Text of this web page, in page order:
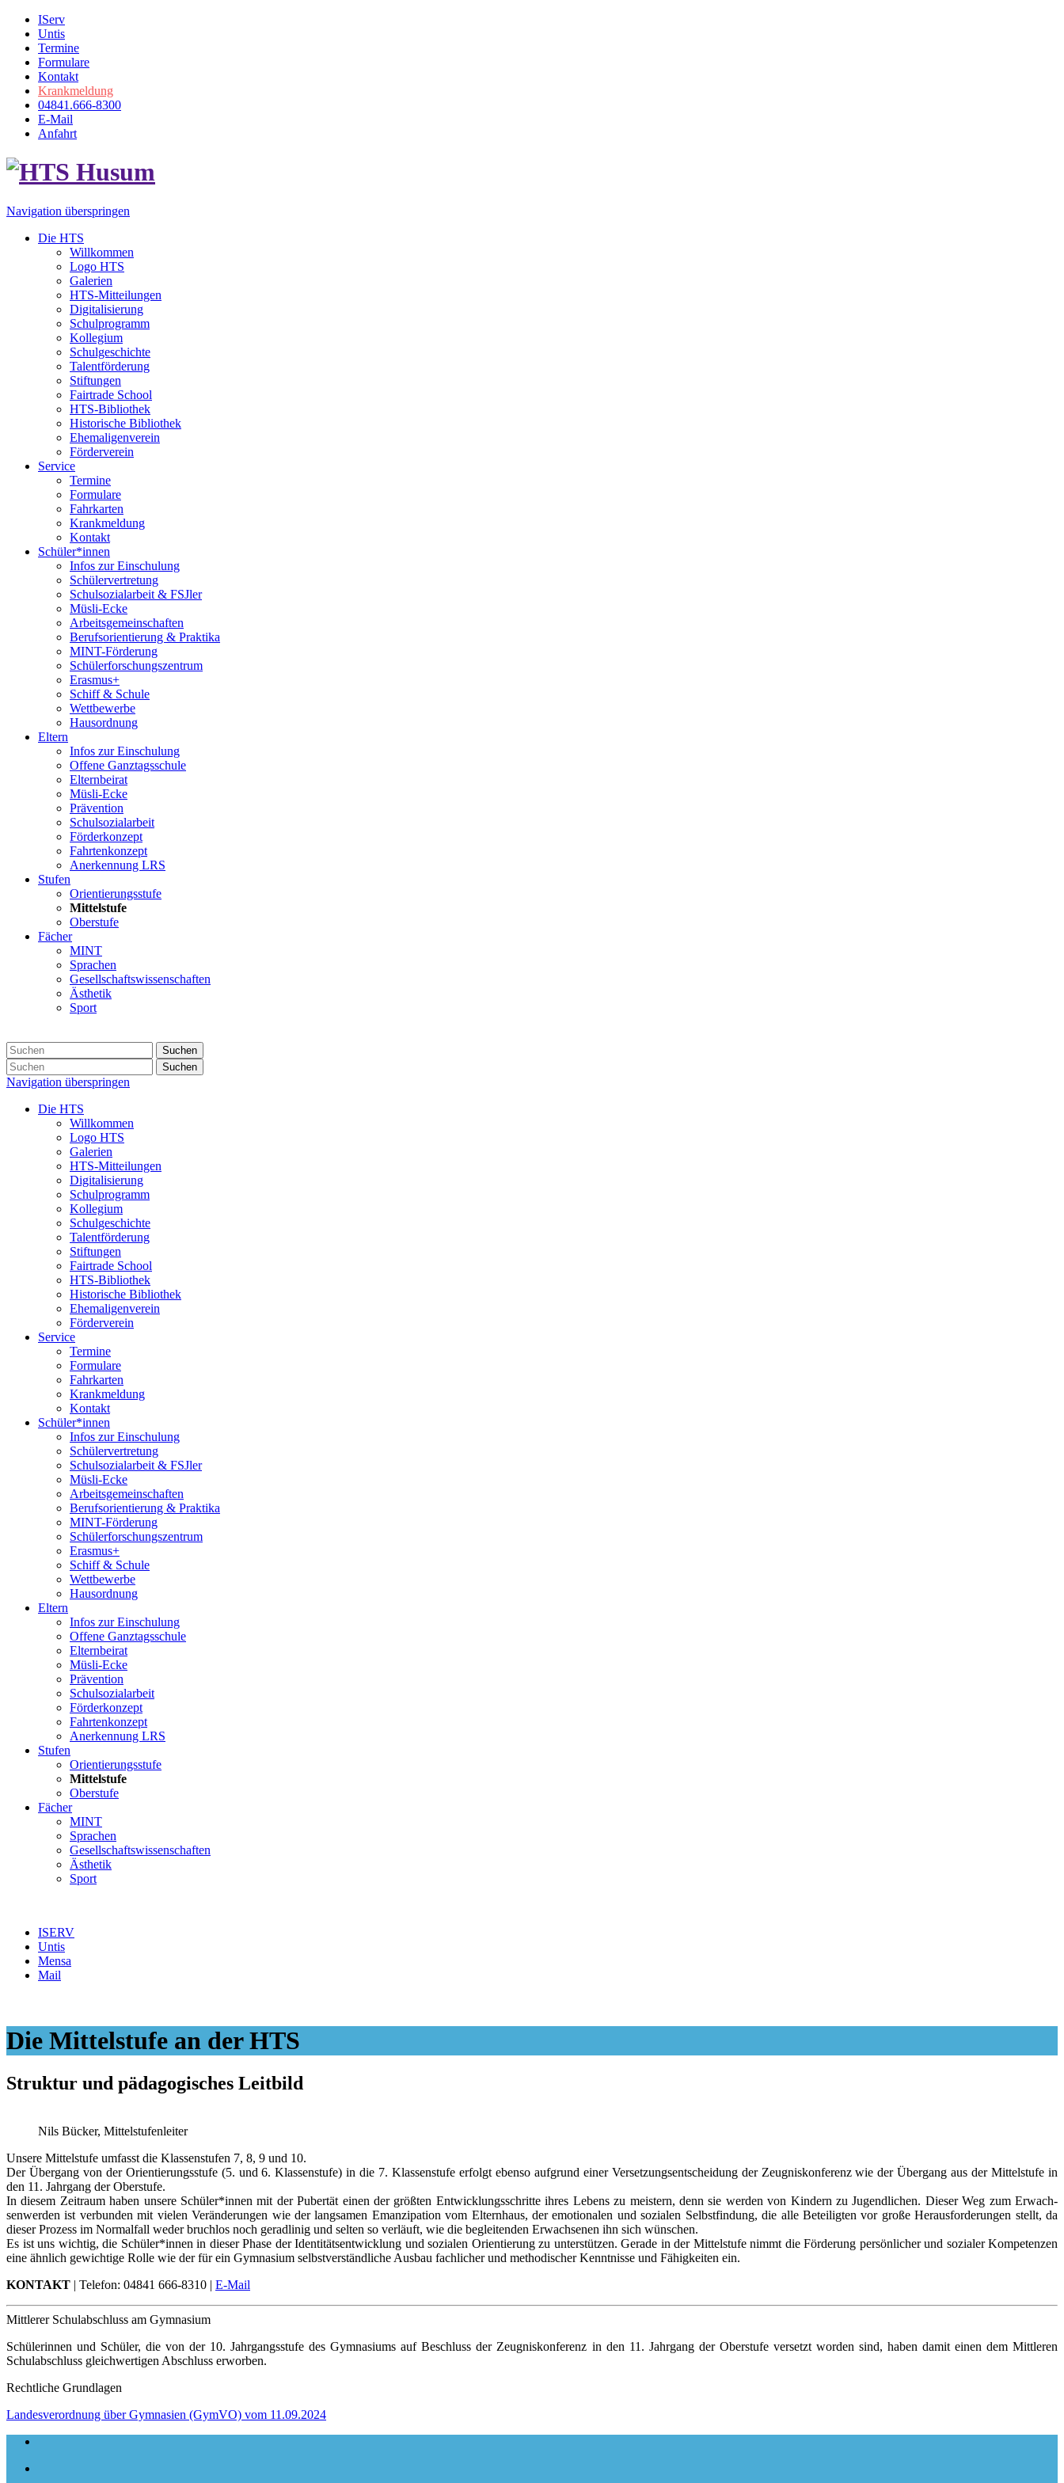
IServ
Untis
Termine
Formulare
Kontakt
Krankmeldung
04841.666-8300
E-Mail
Anfahrt
Navigation überspringen
Die HTS
Willkommen
Logo HTS
Galerien
HTS-Mitteilungen
Digitalisierung
Schulprogramm
Kollegium
Schulgeschichte
Talentförderung
Stiftungen
Fairtrade School
HTS-Bibliothek
Historische Bibliothek
Ehemaligenverein
Förderverein
Service
Termine
Formulare
Fahrkarten
Krankmeldung
Kontakt
Schüler*innen
Infos zur Einschulung
Schülervertretung
Schulsozialarbeit & FSJler
Müsli-Ecke
Arbeitsgemeinschaften
Berufsorientierung & Praktika
MINT-Förderung
Schülerforschungszentrum
Erasmus+
Schiff & Schule
Wettbewerbe
Hausordnung
Eltern
Infos zur Einschulung
Offene Ganztagsschule
Elternbeirat
Müsli-Ecke
Prävention
Schulsozialarbeit
Förderkonzept
Fahrtenkonzept
Anerkennung LRS
Stufen
Orientierungsstufe
Mittelstufe
Oberstufe
Fächer
MINT
Sprachen
Gesellschaftswissenschaften
Ästhetik
Sport
Suchen
Suchen
Navigation überspringen
Die HTS
Willkommen
Logo HTS
Galerien
HTS-Mitteilungen
Digitalisierung
Schulprogramm
Kollegium
Schulgeschichte
Talentförderung
Stiftungen
Fairtrade School
HTS-Bibliothek
Historische Bibliothek
Ehemaligenverein
Förderverein
Service
Termine
Formulare
Fahrkarten
Krankmeldung
Kontakt
Schüler*innen
Infos zur Einschulung
Schülervertretung
Schulsozialarbeit & FSJler
Müsli-Ecke
Arbeitsgemeinschaften
Berufsorientierung & Praktika
MINT-Förderung
Schülerforschungszentrum
Erasmus+
Schiff & Schule
Wettbewerbe
Hausordnung
Eltern
Infos zur Einschulung
Offene Ganztagsschule
Elternbeirat
Müsli-Ecke
Prävention
Schulsozialarbeit
Förderkonzept
Fahrtenkonzept
Anerkennung LRS
Stufen
Orientierungsstufe
Mittelstufe
Oberstufe
Fächer
MINT
Sprachen
Gesellschaftswissenschaften
Ästhetik
Sport
ISERV
Untis
Mensa
Mail
Die Mittelstufe an der HTS
Struktur und pädagogisches Leitbild
Nils Bücker, Mittelstufenleiter
Unsere Mittel­stufe umfasst die Klassen­stufen 7, 8, 9 und 10.
Der Übergang von der Orien­tierungs­stufe (5. und 6. Klassen­stufe) in die 7. Klassen­stufe erfolgt ebenso aufgrund einer Verset­zungs­entschei­dung der Zeugnis­konfe­renz wie der Über­gang aus der Mittel­stufe in
den 11. Jahr­gang der Ober­stufe.
In diesem Zeit­raum haben unsere Schüler*innen mit der Puber­tät einen der größ­ten Ent­wicklungs­schritte ihres Lebens zu meistern, denn sie werden von Kindern zu Jugend­lichen. Dieser Weg zum Erwach­
senwer­den ist ver­bun­den mit vielen Ver­ände­rungen wie der lang­samen Emanzi­pation vom Eltern­haus, der emotio­nalen und sozialen Selbst­findung, die alle Betei­ligten vor große Heraus­forde­rungen stellt, da
dieser Prozess im Normal­fall weder bruch­los noch gerad­linig und selten so ver­läuft, wie die beglei­ten­den Erwach­senen ihn sich wün­schen.
Es ist uns wich­tig, die Schüler*innen in dieser Phase der Iden­titäts­entwick­lung und sozia­len Orien­tierung zu unter­stützen. Gerade in der Mittel­stufe nimmt die Förde­rung persön­licher und sozialer Kompe­tenzen
eine ähn­lich gewich­tige Rolle wie der für ein Gym­nasium selbst­ver­ständ­liche Aus­bau fach­licher und metho­discher Kenn­tnisse und Fähig­keiten ein.
KONTAKT | Telefon: 04841 666-8310 | E-Mail
Mittlerer Schulabschluss am Gymnasium
Schülerinnen und Schüler, die von der 10. Jahrgangsstufe des Gymnasiums auf Beschluss der Zeugniskonferenz in den 11. Jahrgang der Oberstufe versetzt worden sind, haben damit einen dem Mittleren
Schulabschluss gleichwertigen Abschluss erworben.
Rechtliche Grundlagen
Landesverordnung über Gymnasien (GymVO) vom 11.09.2024